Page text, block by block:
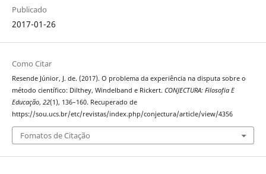
Publicado
2017-01-26
Como Citar
Resende Júnior, J. de. (2017). O problema da experiência na disputa sobre o
método científico: Dilthey, Windelband e Rickert. CONJECTURA: Filosofia E
Educação, 22(1), 136–160. Recuperado de
https://sou.ucs.br/etc/revistas/index.php/conjectura/article/view/4356
Fomatos de Citação